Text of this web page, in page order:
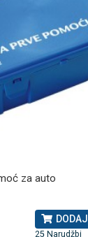
za auto
DODAJ
25 Narudžbi